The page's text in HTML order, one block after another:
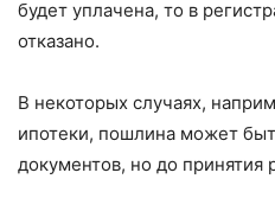
будет уплачена, то в
отказано.
В некоторых случаях,
ипотеки, пошлина может
документов, но до принятия